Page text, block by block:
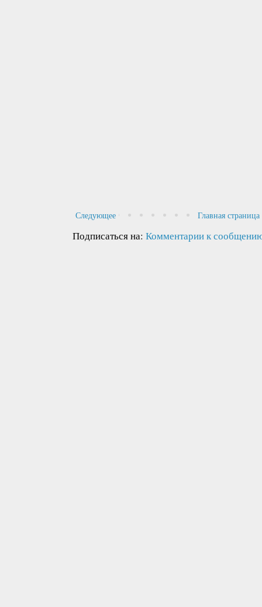
Следующее Главная страница
Подписаться на: Комментарии к